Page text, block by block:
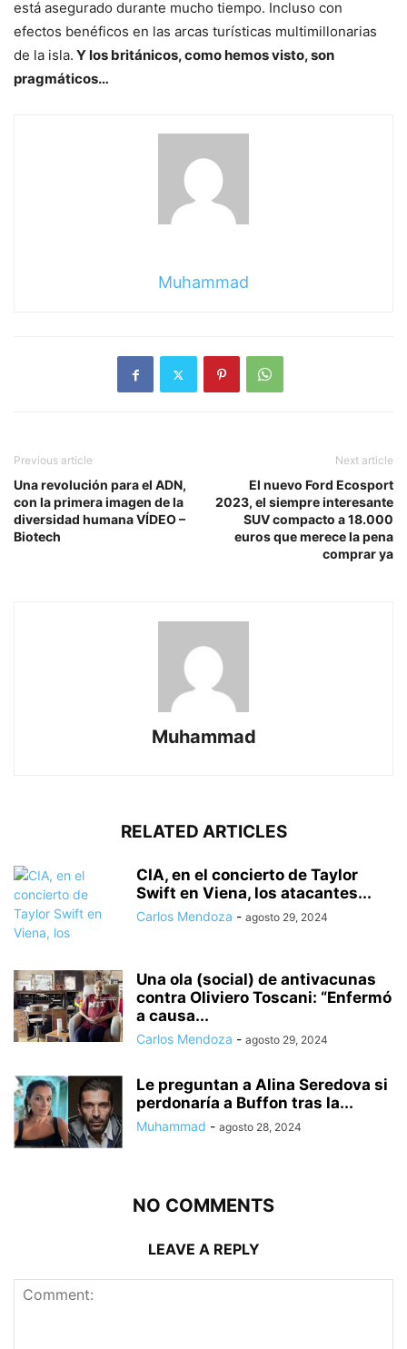
está asegurado durante mucho tiempo. Incluso con
efectos benéficos en las arcas turísticas multimillonarias
de la isla. Y los británicos, como hemos visto, son
pragmáticos…
Muhammad
Previous article
Una revolución para el ADN,
con la primera imagen de la
diversidad humana VÍDEO –
Biotech
Next article
El nuevo Ford Ecosport
2023, el siempre interesante
SUV compacto a 18.000
euros que merece la pena
comprar ya
Muhammad
RELATED ARTICLES
CIA, en el concierto de Taylor
Swift en Viena, los atacantes...
Carlos Mendoza - agosto 29, 2024
Una ola (social) de antivacunas
contra Oliviero Toscani: “Enfermó
a causa...
Carlos Mendoza - agosto 29, 2024
Le preguntan a Alina Seredova si
perdonaría a Buffon tras la...
Muhammad - agosto 28, 2024
NO COMMENTS
LEAVE A REPLY